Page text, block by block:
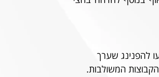
להפנינג שערך
המשולבות.